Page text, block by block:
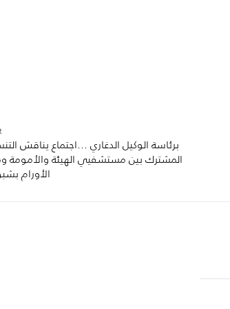
برئاسة الوكيل الدغاري …اجتماع يناقش
المشترك بين مستشفيي الهيئة والأمومة
الأورام